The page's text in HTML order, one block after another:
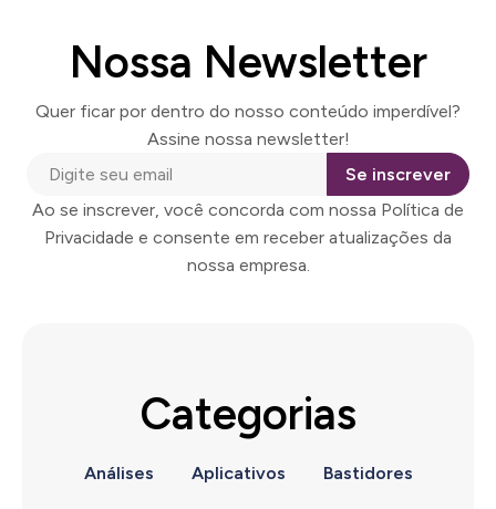
Nossa Newsletter
Quer ficar por dentro do nosso conteúdo imperdível?
Assine nossa newsletter!
Se inscrever
Ao se inscrever, você concorda com nossa Política de
Privacidade e consente em receber atualizações da
nossa empresa.
Categorias
Análises Aplicativos Bastidores